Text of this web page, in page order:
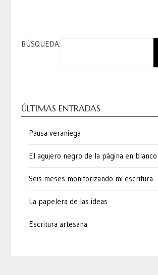
BÚSQUEDA:
ÚLTIMAS ENTRADAS
Pausa veraniega
El agujero negro de la página en blanco
Seis meses monitorizando mi escritura
La papelera de las ideas
Escritura artesana